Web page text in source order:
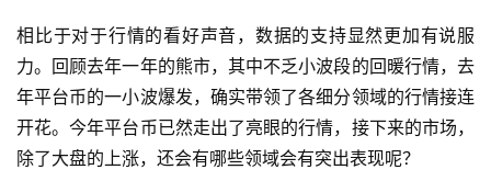
相比于对于行情的看好声音，数据的支持显然更加有说服
力。回顾去年一年的熊市，其中不乏小波段的回暖行情，去
年平台币的一小波爆发，确实带领了各细分领域的行情接连
开花。今年平台币已然走出了亮眼的行情，接下来的市场，
除了大盘的上涨，还会有哪些领域会有突出表现呢？